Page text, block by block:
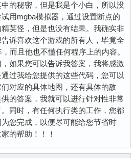
的秘密，但是我是个小白，所以没
用mgba模拟器，通过设置断点的
英怪，但是也没有结果。我确实非
诉喜欢这个游戏的所有人，毕竟全
而且他也不懂任何程序上的内容。
如果您可以告诉我答案，我将感激
过我给您提供的这些代码，您可以
对应的具体地图，还有具体的敌
的答案，我就可以进行针对性非常
同时，有任何执行类的工作，您都
您完成，以便尽可能给您节省时
的帮助！！！